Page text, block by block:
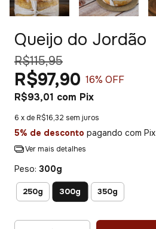
Queijo do Jordão
R$115,95
R$97,90 16% OFF
R$93,01 com Pix
6 x de R$16,32 sem juros
5% de desconto pagando com Pix
Ver mais detalhes
Peso: 300g
250g 300g 350g